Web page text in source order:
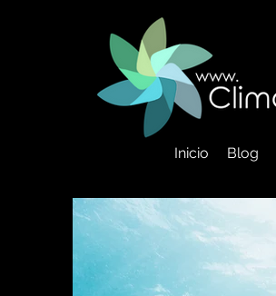
Inicio Blog